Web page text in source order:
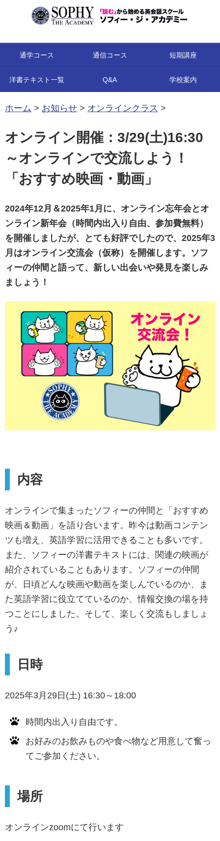
通学コース 通信コース 短期講座
洋書テキスト一覧 Q&A 学校案内
ホーム > お知らせ > オンラインクラス >
オンライン開催：3/29(土)16:30
～オンラインで交流しよう！
「おすすめ映画・動画」
2024年12月＆2025年1月に、オンライン忘年会とオ
ンライン新年会（時間内出入り自由、参加費無料）
を開催しましたが、とても好評でしたので、2025年3
月はオンライン交流会（仮称）を開催します。ソフ
ィーの仲間と語って、新しい出会いや発見を楽しみ
ましょう！
内容
オンラインで集まったソフィーの仲間と「おすすめ
映画＆動画」を語り合います。昨今は動画コンテン
ツも増え、英語学習に活用できることも多いです。
また、ソフィーの洋書テキストには、関連の映画が
紹介されていることもあります。ソフィーの仲間
が、日頃どんな映画や動画を楽しんでいるのか、ま
た英語学習に役立てているのか、情報交換の場を持
つことにしました。そして、楽しく交流もしましょ
う♪
日時
2025年3月29日(土) 16:30～18:00
時間内出入り自由です。
お好みのお飲みものや食べ物など用意して奮っ
てご参加ください。
場所
オンラインzoomにて行います